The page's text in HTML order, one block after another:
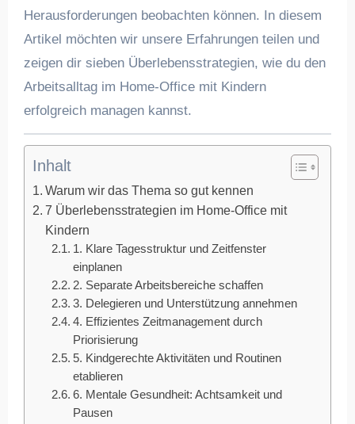
Herausforderungen beobachten können. In diesem
Artikel möchten wir unsere Erfahrungen teilen und
zeigen dir sieben Überlebensstrategien, wie du den
Arbeitsalltag im Home-Office mit Kindern
erfolgreich managen kannst.
Inhalt
Warum wir das Thema so gut kennen
7 Überlebensstrategien im Home-Office mit
Kindern
1. Klare Tagesstruktur und Zeitfenster
einplanen
2. Separate Arbeitsbereiche schaffen
3. Delegieren und Unterstützung annehmen
4. Effizientes Zeitmanagement durch
Priorisierung
5. Kindgerechte Aktivitäten und Routinen
etablieren
6. Mentale Gesundheit: Achtsamkeit und
Pausen